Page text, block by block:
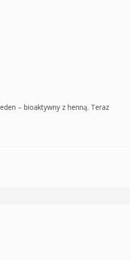
– bioaktywny z henną. Teraz